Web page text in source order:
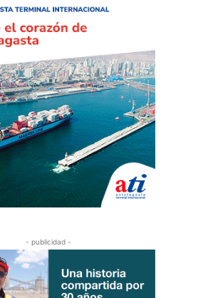
- publicidad -